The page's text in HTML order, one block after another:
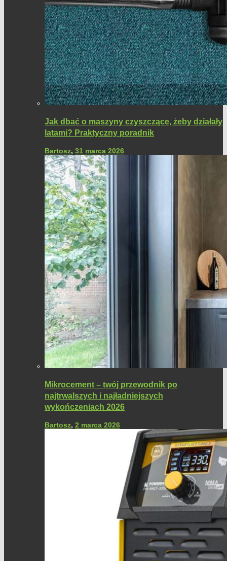
Jak dbać o maszyny czyszczące, żeby działały
latami? Praktyczny poradnik
Bartosz, 31 marca 2026
Mikrocement – twój przewodnik po
najtrwalszych i najładniejszych
wykończeniach 2026
Bartosz, 2 marca 2026